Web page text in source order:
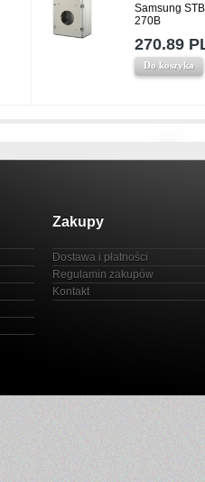
Samsung
270B
270.89
Do koszyka
Zakupy
Dostawa i płatności
Regulamin zakupów
Kontakt